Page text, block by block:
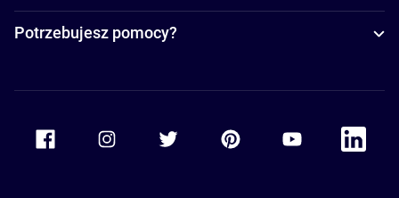
Potrzebujesz pomocy?
Accor Facebook Accor TwitterAccor PinterestAccor Youtube
Accor